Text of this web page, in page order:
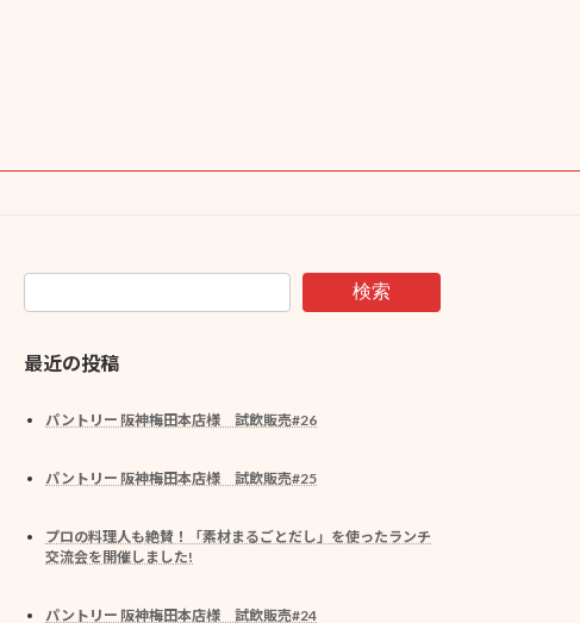
検索
最近の投稿
パントリー 阪神梅田本店様 試飲販売#26
パントリー 阪神梅田本店様 試飲販売#25
プロの料理人も絶賛！「素材まるごとだし」を使ったランチ
交流会を開催しました!
パントリー 阪神梅田本店様 試飲販売#24